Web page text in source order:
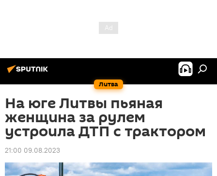
Литва
На юге Литвы пьяная
женщина за рулем
устроила ДТП с трактором
21:00 09.08.2023